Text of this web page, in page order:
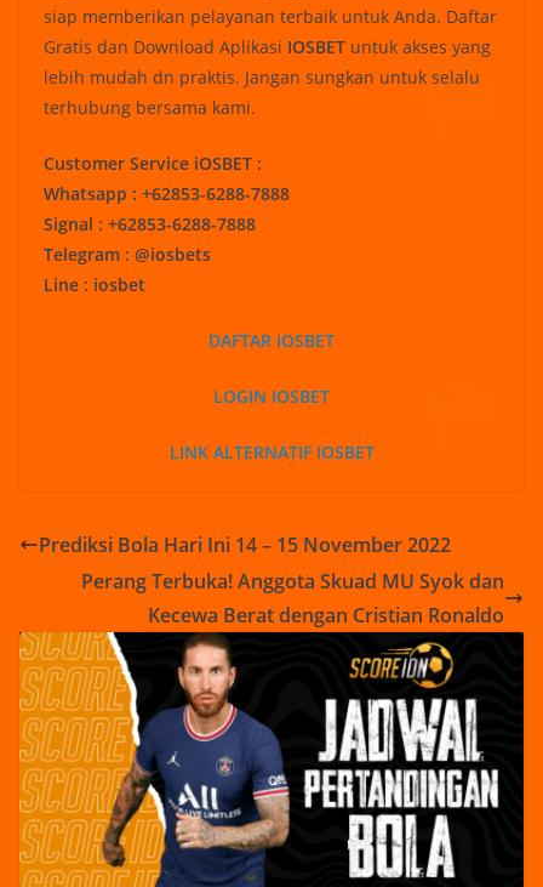
siap memberikan pelayanan terbaik untuk Anda. Daftar
Gratis dan Download Aplikasi IOSBET untuk akses yang
lebih mudah dn praktis. Jangan sungkan untuk selalu
terhubung bersama kami.
Customer Service iOSBET :
Whatsapp : +62853-6288-7888
Signal : +62853-6288-7888
Telegram : @iosbets
Line : iosbet
DAFTAR IOSBET
LOGIN IOSBET
LINK ALTERNATIF IOSBET
Prediksi Bola Hari Ini 14 – 15 November 2022
Perang Terbuka! Anggota Skuad MU Syok dan
Kecewa Berat dengan Cristian Ronaldo